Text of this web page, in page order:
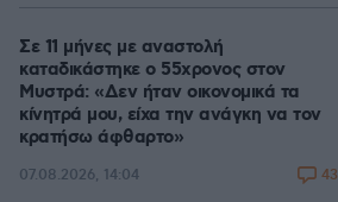
Σε 11 μήνες με αναστολή
καταδικάστηκε ο 55χρονος στον
Μυστρά: «Δεν ήταν οικονομικά τα
κίνητρά μου, είχα την ανάγκη να τον
κρατήσω άφθαρτο»
07.08.2026, 14:04 43